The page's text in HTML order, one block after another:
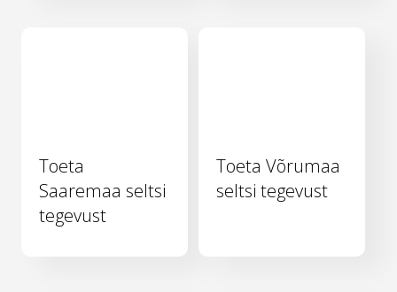
Toeta
Saaremaa seltsi
tegevust
Toeta Võrumaa
seltsi tegevust